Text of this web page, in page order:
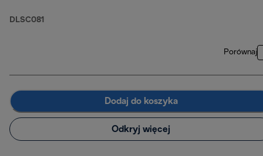
DLSC081
Porównaj
Dodaj do koszyka
Odkryj więcej